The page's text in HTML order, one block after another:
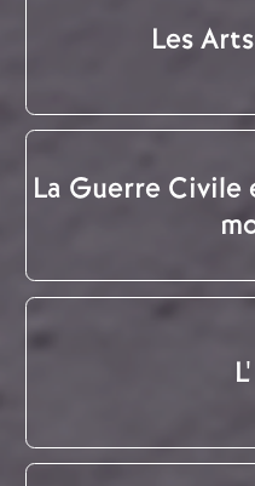
Les
La Guerre Civile